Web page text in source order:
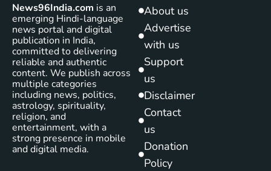
News96India.com is an
emerging Hindi-language
news portal and digital
publication in India,
committed to delivering
reliable and authentic
content. We publish across
multiple categories
including news, politics,
astrology, spirituality,
religion, and
entertainment, with a
strong presence in mobile
and digital media.
About us
Advertise
with us
Support
us
Disclaimer
Contact
us
Donation
Policy